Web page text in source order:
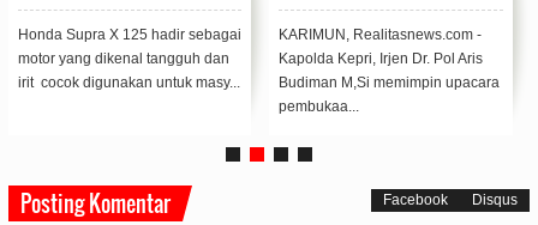
di Kepri
Honda Supra X 125 hadir sebagai
motor yang dikenal tangguh dan
irit cocok digunakan untuk masy...
Polda Kepri
KARIMUN, Realitasnews.com -
Kapolda Kepri, Irjen Dr. Pol Aris
Budiman M,Si memimpin upacara
pembukaa...
Posting Komentar Facebook Disqus